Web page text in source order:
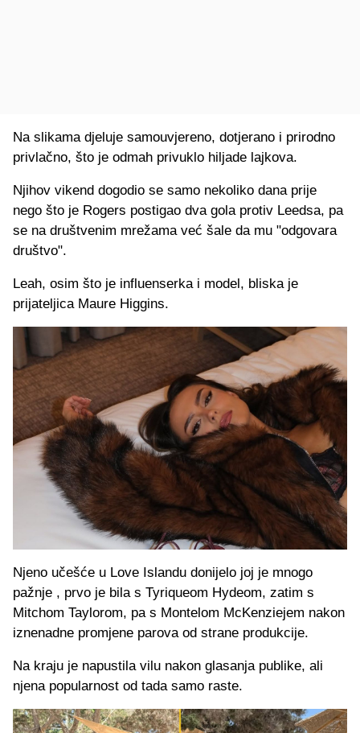
Na slikama djeluje samouvjereno, dotjerano i prirodno
privlačno, što je odmah privuklo hiljade lajkova.
Njihov vikend dogodio se samo nekoliko dana prije
nego što je Rogers postigao dva gola protiv Leedsa, pa
se na društvenim mrežama već šale da mu "odgovara
društvo".
Leah, osim što je influenserka i model, bliska je
prijateljica Maure Higgins.
Njeno učešće u Love Islandu donijelo joj je mnogo
pažnje , prvo je bila s Tyriqueom Hydeom, zatim s
Mitchom Taylorom, pa s Montelom McKenziejem nakon
iznenadne promjene parova od strane produkcije.
Na kraju je napustila vilu nakon glasanja publike, ali
njena popularnost od tada samo raste.